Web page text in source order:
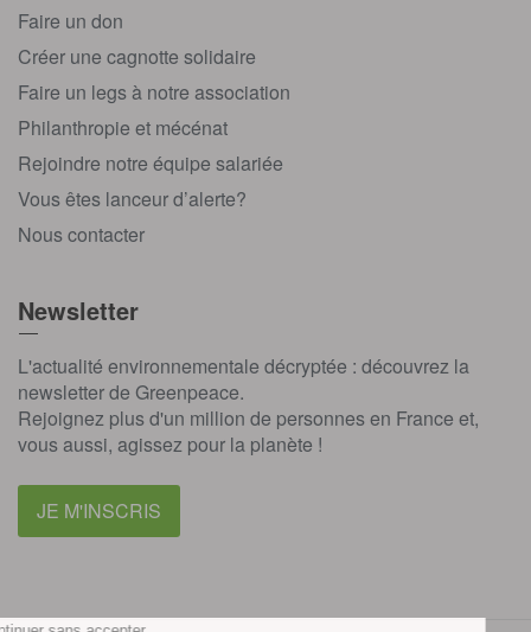
Faire un don
Créer une cagnotte solidaire
Faire un legs à notre association
Philanthropie et mécénat
Rejoindre notre équipe salariée
Vous êtes lanceur d’alerte?
Nous contacter
Newsletter
L'actualité environnementale décryptée : découvrez la
newsletter de Greenpeace.
Rejoignez plus d'un million de personnes en France et,
vous aussi, agissez pour la planète !
JE M'INSCRIS